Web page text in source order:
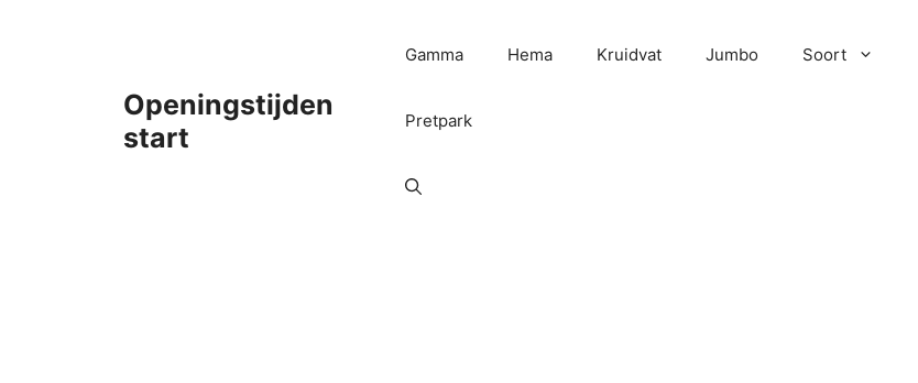
Openingstijden
start
Gamma Hema Kruidvat Jumbo Soort
Pretpark